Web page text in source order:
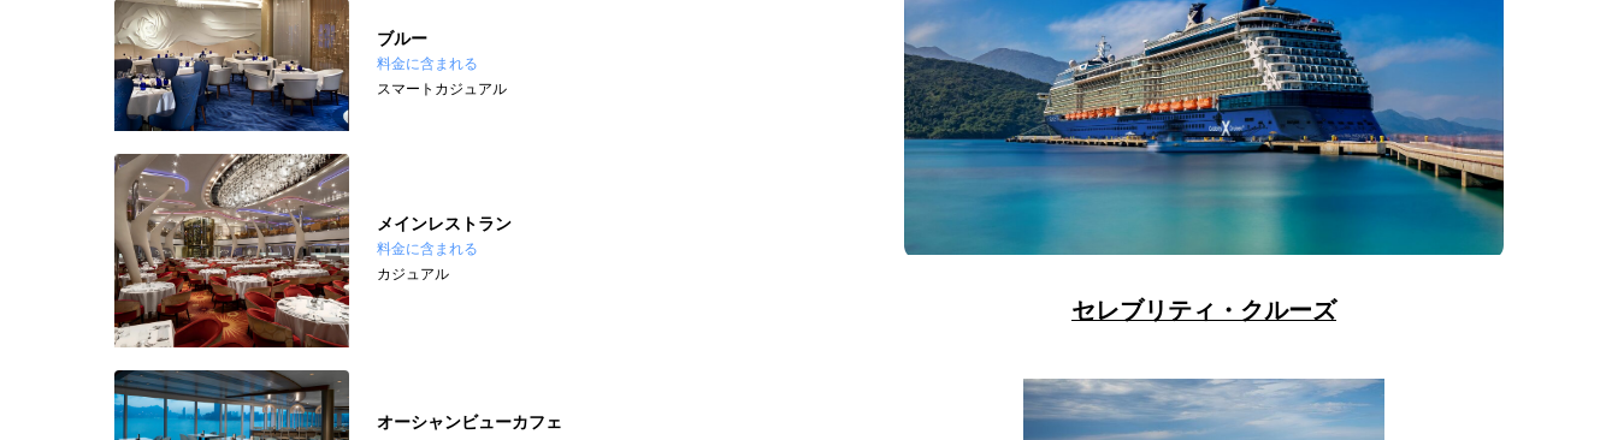
ブルー
料金に含まれる
スマートカジュアル
メインレストラン
料金に含まれる
カジュアル
オーシャンビューカフェ
セレブリティ・クルーズ